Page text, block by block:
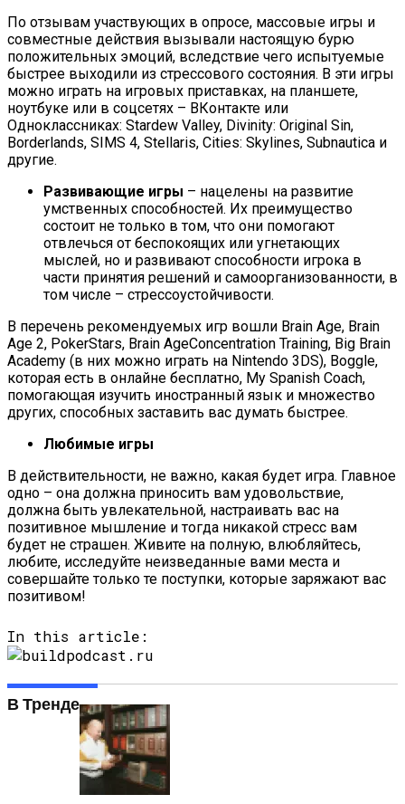
По отзывам участвующих в опросе, массовые игры и
совместные действия вызывали настоящую бурю
положительных эмоций, вследствие чего испытуемые
быстрее выходили из стрессового состояния. В эти игры
можно играть на игровых приставках, на планшете,
ноутбуке или в соцсетях – ВКонтакте или
Одноклассниках: Stardew Valley, Divinity: Original Sin,
Borderlands, SIMS 4, Stellaris, Cities: Skylines, Subnautica и
другие.
Развивающие игры – нацелены на развитие
умственных способностей. Их преимущество
состоит не только в том, что они помогают
отвлечься от беспокоящих или угнетающих
мыслей, но и развивают способности игрока в
части принятия решений и самоорганизованности, в
том числе – стрессоустойчивости.
В перечень рекомендуемых игр вошли Brain Age, Brain
Age 2, PokerStars, Brain AgeConcentration Training, Big Brain
Academy (в них можно играть на Nintendo 3DS), Boggle,
которая есть в онлайне бесплатно, My Spanish Coach,
помогающая изучить иностранный язык и множество
других, способных заставить вас думать быстрее.
Любимые игры
В действительности, не важно, какая будет игра. Главное
одно – она должна приносить вам удовольствие,
должна быть увлекательной, настраивать вас на
позитивное мышление и тогда никакой стресс вам
будет не страшен. Живите на полную, влюбляйтесь,
любите, исследуйте неизведанные вами места и
совершайте только те поступки, которые заряжают вас
позитивом!
In this article:
В Тренде